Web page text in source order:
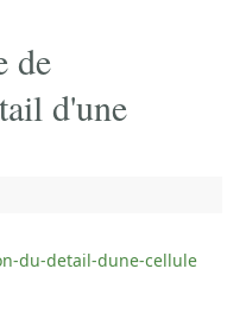
de
d'une
du-detail-dune-cellule